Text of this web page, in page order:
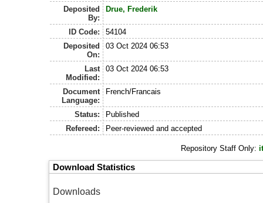
Deposited
By:
Drue, Frederik
ID Code:
54104
Deposited
On:
03 Oct 2024 06:53
Last
Modified:
03 Oct 2024 06:53
Document
Language:
French/Francais
Status:
Published
Refereed:
Peer-reviewed and accepted
Repository Staff Only:
Download Statistics
Downloads